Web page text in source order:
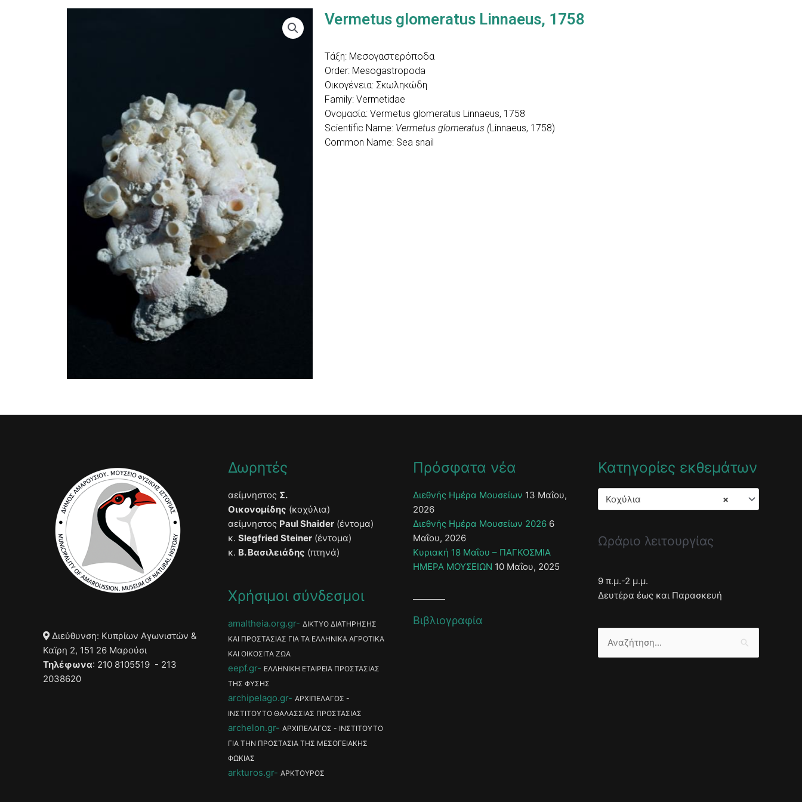
Vermetus glomeratus Linnaeus, 1758
Τάξη: Μεσογαστερόποδα
Order: Mesogastropoda
Οικογένεια: Σκωληκώδη
Family: Vermetidae
Ονομασία: Vermetus glomeratus Linnaeus, 1758
Scientific Name: Vermetus glomeratus (Linnaeus, 1758)
Common Name: Sea snail
Διεύθυνση: Κυπρίων Αγωνιστών &
Καϊρη 2, 151 26 Μαρούσι
Τηλέφωνα: 210 8105519 - 213
2038620
Δωρητές
αείμνηστος Σ.
Οικονομίδης (κοχύλια)
αείμνηστος Paul Shaider (έντομα)
κ. Slegfried Steiner (έντομα)
κ. Β. Βασιλειάδης (πτηνά)
Χρήσιμοι σύνδεσμοι
amaltheia.org.gr
ΔΙΚΤΥΟ ΔΙΑΤΗΡΗΣΗΣ
ΚΑΙ ΠΡΟΣΤΑΣΙΑΣ ΓΙΑ ΤΑ ΕΛΛΗΝΙΚΑ ΑΓΡΟΤΙΚΑ
ΚΑΙ ΟΙΚΟΣΙΤΑ ΖΩΑ
eepf.gr
ΕΛΛΗΝΙΚΗ ΕΤΑΙΡΕΙΑ ΠΡΟΣΤΑΣΙΑΣ
ΤΗΣ ΦΥΣΗΣ
archipelago.gr
ΑΡΧΙΠΕΛΑΓΟΣ -
ΙΝΣΤΙΤΟΥΤΟ ΘΑΛΑΣΣΙΑΣ ΠΡΟΣΤΑΣΙΑΣ
archelon.gr
ΑΡΧΙΠΕΛΑΓΟΣ - ΙΝΣΤΙΤΟΥΤΟ
ΓΙΑ ΤΗΝ ΠΡΟΣΤΑΣΙΑ ΤΗΣ ΜΕΣΟΓΕΙΑΚΗΣ
ΦΩΚΙΑΣ
arkturos.gr ΑΡΚΤΟΥΡΟΣ
Πρόσφατα νέα
Διεθνής Ημέρα Μουσείων 13 Μαΐου,
2026
Διεθνής Ημέρα Μουσείων 2026 6
Μαΐου, 2026
Κυριακή 18 Μαΐου – ΠΑΓΚΟΣΜΙΑ
ΗΜΕΡΑ ΜΟΥΣΕΙΩΝ 10 Μαΐου, 2025
Βιβλιογραφία
Κατηγορίες εκθεμάτων
×
Κοχύλια
Ωράριο λειτουργίας
9 π.μ.-2 μ.μ.
Δευτέρα έως και Παρασκευή
Αναζήτηση
για: